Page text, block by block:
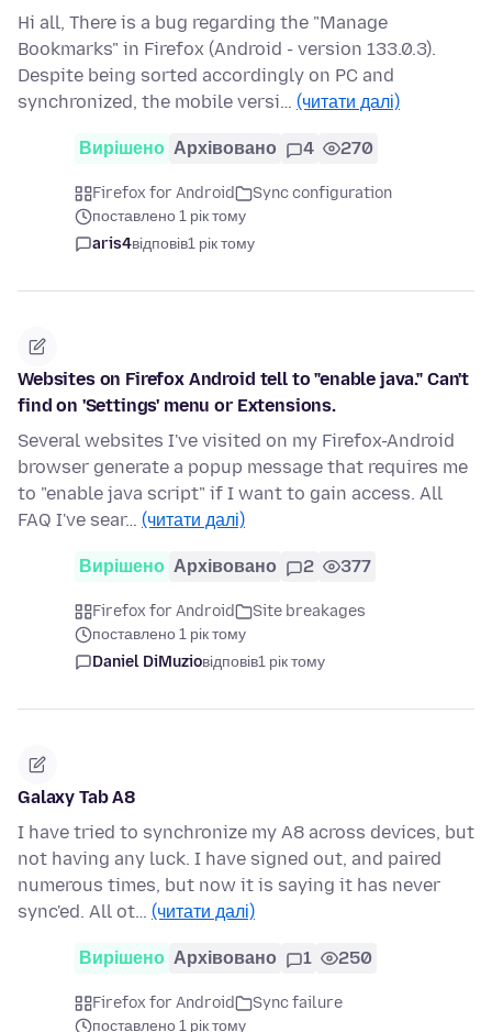
Hi all, There is a bug regarding the "Manage
Bookmarks" in Firefox (Android - version 133.0.3).
Despite being sorted accordingly on PC and
synchronized, the mobile versi… (читати далі)
Вирішено Архівовано 4 270
Firefox for Android
Sync configuration
поставлено 1 рік тому
aris4відповів1 рік тому
Websites on Firefox Android tell to "enable java." Can't
find on 'Settings' menu or Extensions.
Several websites I've visited on my Firefox-Android
browser generate a popup message that requires me
to "enable java script" if I want to gain access. All
FAQ I've sear… (читати далі)
Вирішено Архівовано 2 377
Firefox for Android
Site breakages
поставлено 1 рік тому
Daniel DiMuzioвідповів1 рік тому
Galaxy Tab A8
I have tried to synchronize my A8 across devices, but
not having any luck. I have signed out, and paired
numerous times, but now it is saying it has never
sync'ed. All ot… (читати далі)
Вирішено Архівовано 1 250
Firefox for Android
Sync failure
поставлено 1 рік тому